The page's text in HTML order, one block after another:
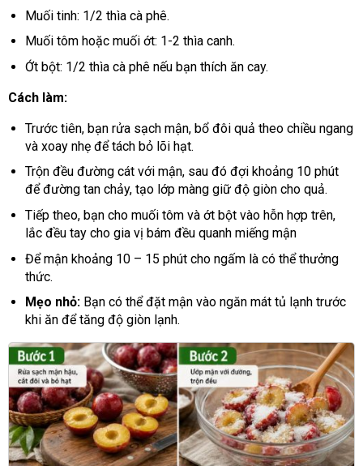
Muối tinh: 1/2 thìa cà phê.
Muối tôm hoặc muối ớt: 1-2 thìa canh.
Ớt bột: 1/2 thìa cà phê nếu bạn thích ăn cay.
Cách làm:
Trước tiên, bạn rửa sạch mận, bổ đôi quả theo chiều ngang
và xoay nhẹ để tách bỏ lõi hạt.
Trộn đều đường cát với mận, sau đó đợi khoảng 10 phút
để đường tan chảy, tạo lớp màng giữ độ giòn cho quả.
Tiếp theo, bạn cho muối tôm và ớt bột vào hỗn hợp trên,
lắc đều tay cho gia vị bám đều quanh miếng mận
Để mận khoảng 10 – 15 phút cho ngấm là có thể thưởng
thức.
Mẹo nhỏ:Bạn có thể đặt mận vào ngăn mát tủ lạnh trước
khi ăn để tăng độ giòn lạnh.